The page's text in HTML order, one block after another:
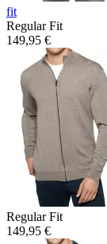
fit
Regular Fit
149,95 €
Regular Fit
149,95 €